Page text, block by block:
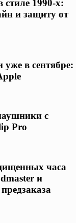
1990-х:
и защиту от
в сентябре:
с
Pro
часа
и